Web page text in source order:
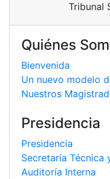
Tribunal
Quiénes
Bienvenida
Un nuevo modelo
Nuestros
Presidencia
Presidencia
Secretaría Técnica
Auditoría Interna